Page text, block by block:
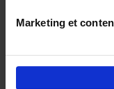
Marketing et